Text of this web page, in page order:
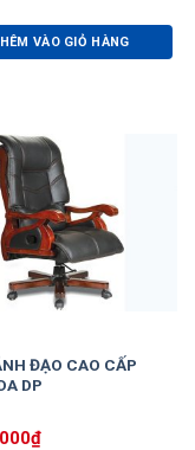
VÀO GIỎ HÀNG
ĐẠO CAO CẤP
DP
₫